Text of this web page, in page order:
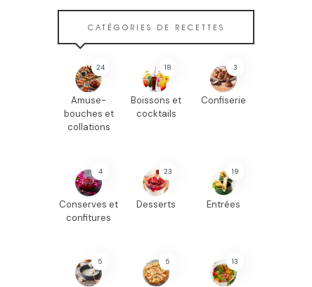
CATÉGORIES DE RECETTES
24
Amuse-
bouches et
collations
18
Boissons et
cocktails
3
Confiserie
4
Conserves et
confitures
23
Desserts
19
Entrées
5 5 13